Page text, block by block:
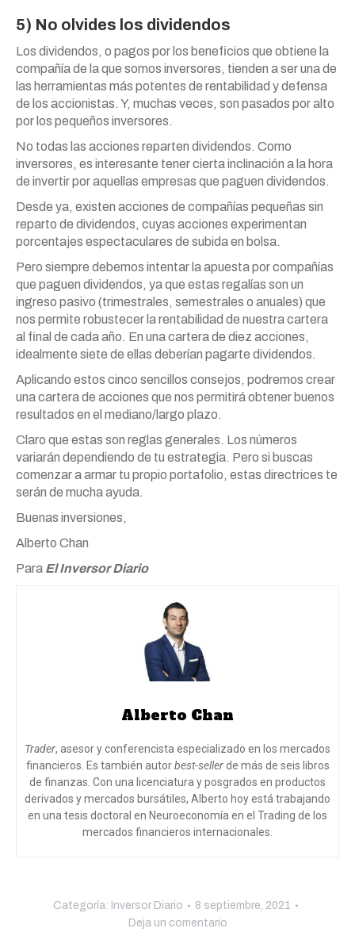
5) No olvides los dividendos
Los dividendos, o pagos por los beneficios que obtiene la
compañía de la que somos inversores, tienden a ser una de
las herramientas más potentes de rentabilidad y defensa
de los accionistas. Y, muchas veces, son pasados por alto
por los pequeños inversores.
No todas las acciones reparten dividendos. Como
inversores, es interesante tener cierta inclinación a la hora
de invertir por aquellas empresas que paguen dividendos.
Desde ya, existen acciones de compañías pequeñas sin
reparto de dividendos, cuyas acciones experimentan
porcentajes espectaculares de subida en bolsa.
Pero siempre debemos intentar la apuesta por compañías
que paguen dividendos, ya que estas regalías son un
ingreso pasivo (trimestrales, semestrales o anuales) que
nos permite robustecer la rentabilidad de nuestra cartera
al final de cada año. En una cartera de diez acciones,
idealmente siete de ellas deberían pagarte dividendos.
Aplicando estos cinco sencillos consejos, podremos crear
una cartera de acciones que nos permitirá obtener buenos
resultados en el mediano/largo plazo.
Claro que estas son reglas generales. Los números
variarán dependiendo de tu estrategia. Pero si buscas
comenzar a armar tu propio portafolio, estas directrices te
serán de mucha ayuda.
Buenas inversiones,
Alberto Chan
Para El Inversor Diario
Alberto Chan
Trader, asesor y conferencista especializado en los mercados
financieros. Es también autorbest-sellerde más de seis libros
de finanzas. Con una licenciatura y posgrados en productos
derivados y mercados bursátiles, Alberto hoy está trabajando
en una tesis doctoral en Neuroeconomía en el Trading de los
mercados financieros internacionales.
Categoría: Inversor Diario
8 septiembre, 2021
Deja un comentario